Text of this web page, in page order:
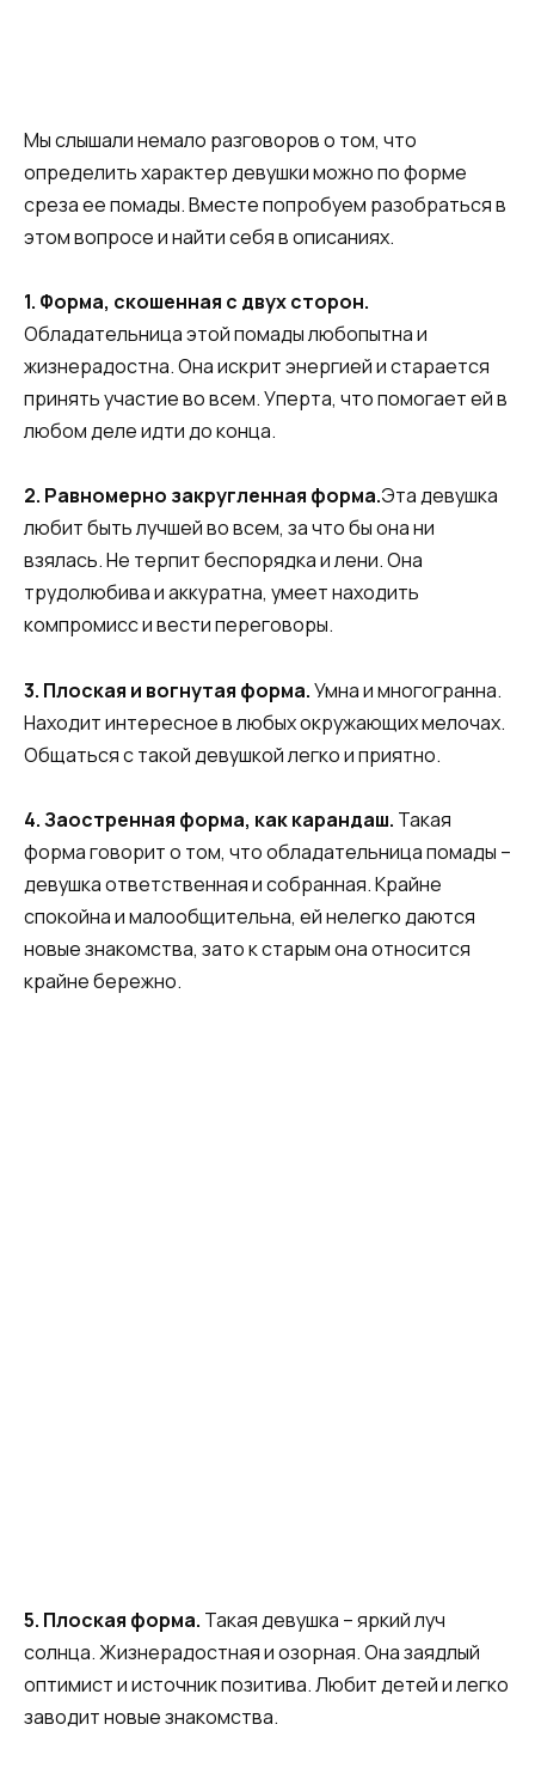
Мы слышали немало разговоров о том, что
определить характер девушки можно по форме
среза еепомады. Вместе попробуем разобраться в
этом вопросе и найти себя в описаниях.
1. Форма, скошенная с двухсторон.
Обладательница этой помады любопытна и
жизнерадостна. Она искрит энергией и старается
принять участие во всем. Уперта, что помогает ей в
любом деле идти до конца.
2. Равномерно закругленная форма.Эта девушка
любит быть лучшей во всем, за что бы она ни
взялась. Не терпит беспорядка и лени. Она
трудолюбива и аккуратна, умеет находить
компромисс и вести переговоры.
3. Плоская и вогнутая форма.Умна и многогранна.
Находит интересное в любых окружающих мелочах.
Общаться с такой девушкой легко и приятно.
4.Заостренная форма, каккарандаш. Такая
форма говорит о том, что обладательница помады –
девушка ответственная и собранная. Крайне
спокойна и малообщительна, ей нелегко даются
новые знакомства, зато к старым она относится
крайне бережно.
5. Плоская форма. Такая девушка – яркий луч
солнца. Жизнерадостная и озорная. Она заядлый
оптимист и источник позитива. Любит детей и легко
заводит новые знакомства.